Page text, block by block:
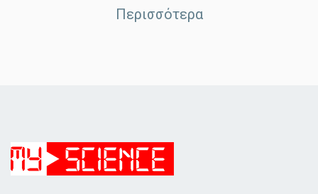
Περισσότερα